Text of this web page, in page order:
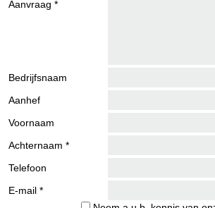
Aanvraag *
Bedrijfsnaam
Aanhef
Voornaam
Achternaam *
Telefoon
E-mail *